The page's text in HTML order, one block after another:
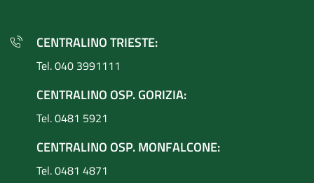
CENTRALINO TRIESTE:
Tel. 040 3991111
CENTRALINO OSP. GORIZIA:
Tel. 0481 5921
CENTRALINO OSP. MONFALCONE:
Tel. 0481 4871